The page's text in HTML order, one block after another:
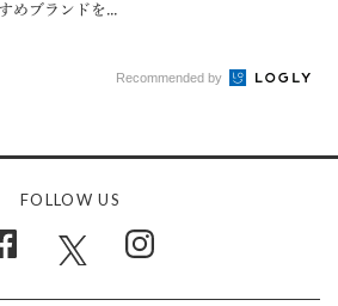
めブランドを...
Recommended by
FOLLOW US